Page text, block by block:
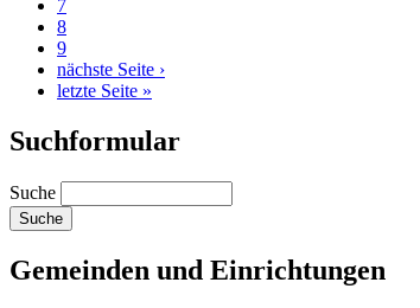
7
8
9
nächste Seite ›
letzte Seite »
Suchformular
Suche
Gemeinden und Einrichtungen